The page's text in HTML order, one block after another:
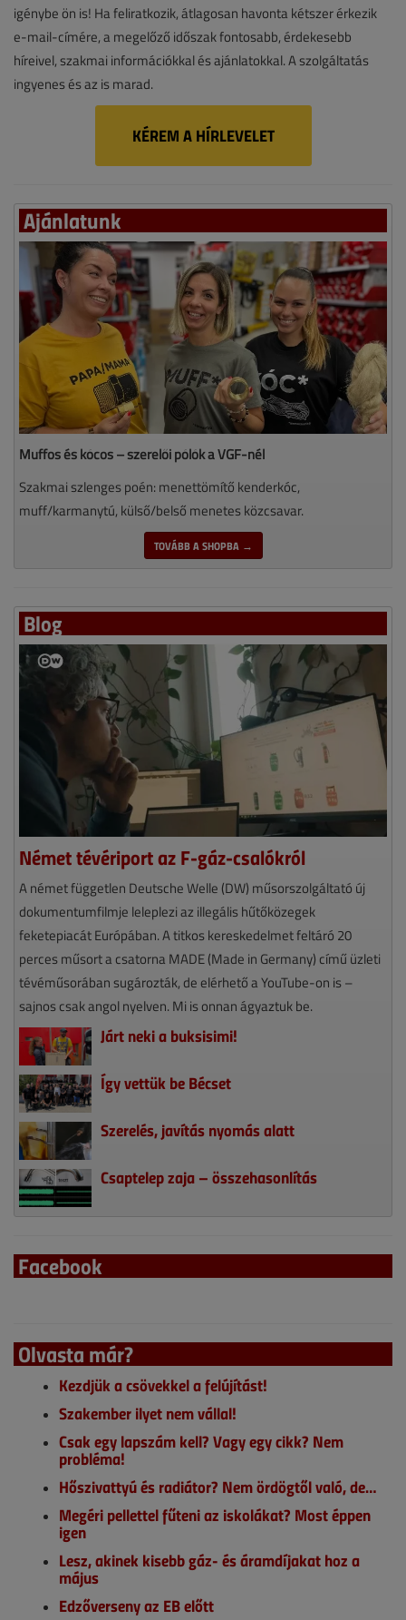
igénybe ön is! Ha feliratkozik, átlagosan havonta kétszer érkezik
e-mail-címére, a megelőző időszak fontosabb, érdekesebb
híreivel, szakmai információkkal és ajánlatokkal. A szolgáltatás
ingyenes és az is marad.
KÉREM A HÍRLEVELET
Ajánlatunk
Muffos és kócos – szerelői pólók a VGF-nél
Szakmai szlenges poén: menettömítő kenderkóc,
muff/karmanytú, külső/belső menetes közcsavar.
TOVÁBB A SHOPBA →
Blog
Német tévériport az F-gáz-csalókról
A német független Deutsche Welle (DW) műsorszolgáltató új
dokumentumfilmje leleplezi az illegális hűtőközegek
feketepiacát Európában. A titkos kereskedelmet feltáró 20
perces műsort a csatorna MADE (Made in Germany) című üzleti
tévéműsorában sugározták, de elérhető a YouTube-on is –
sajnos csak angol nyelven. Mi is onnan ágyaztuk be.
Járt neki a buksisimi!
Így vettük be Bécset
Szerelés, javítás nyomás alatt
Csaptelep zaja – összehasonlítás
Facebook
Olvasta már?
Kezdjük a csövekkel a felújítást!
Szakember ilyet nem vállal!
Csak egy lapszám kell? Vagy egy cikk? Nem
probléma!
Hőszivattyú és radiátor? Nem ördögtől való, de…
Megéri pellettel fűteni az iskolákat? Most éppen
igen
Lesz, akinek kisebb gáz- és áramdíjakat hoz a
május
Edzőverseny az EB előtt